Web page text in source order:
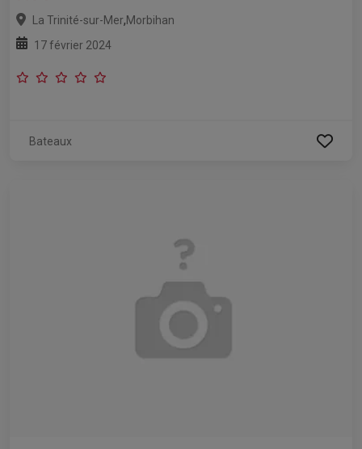
La Trinité-sur-Mer,Morbihan
17 février 2024
Bateaux